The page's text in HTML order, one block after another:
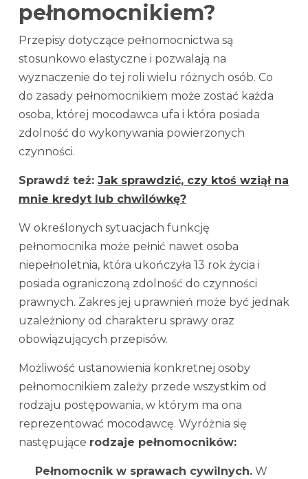
pełnomocnikiem?
Przepisy dotyczące pełnomocnictwa są
stosunkowo elastyczne i pozwalają na
wyznaczenie do tej roli wielu różnych osób. Co
do zasady pełnomocnikiem może zostać każda
osoba, której mocodawca ufa i która posiada
zdolność do wykonywania powierzonych
czynności.
Sprawdź też: Jak sprawdzić, czy ktoś wziął na
mnie kredyt lub chwilówkę?
W określonych sytuacjach funkcję
pełnomocnika może pełnić nawet osoba
niepełnoletnia, która ukończyła 13 rok życia i
posiada ograniczoną zdolność do czynności
prawnych. Zakres jej uprawnień może być jednak
uzależniony od charakteru sprawy oraz
obowiązujących przepisów.
Możliwość ustanowienia konkretnej osoby
pełnomocnikiem zależy przede wszystkim od
rodzaju postępowania, w którym ma ona
reprezentować mocodawcę. Wyróżnia się
następujące rodzaje pełnomocników:
Pełnomocnik w sprawach cywilnych. W